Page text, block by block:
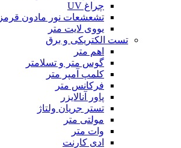
چراغ UV
تشعشعات نور مادون قرمز
یووی لایت متر
تست الکتریکی و برق
اهم متر
گوس متر و تسلامتر
کلمپ آمپر متر
فرکانس متر
پاور آنالایزر
تستر جریان ولتاژ
مولتی متر
وات متر
ادی کارنت